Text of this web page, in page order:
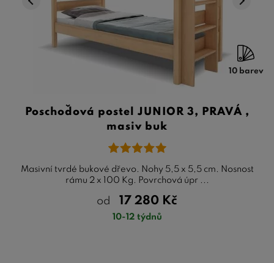
10 barev
Poschoďová postel JUNIOR 3, PRAVÁ ,
masiv buk
Masivní tvrdé bukové dřevo. Nohy 5,5 x 5,5 cm. Nosnost
rámu 2 x 100 Kg. Povrchová úpr ...
od 17 280 Kč
10-12 týdnů